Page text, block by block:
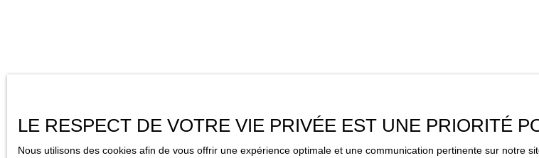
LE RESPECT DE VOTRE VIE PRIVÉE EST UNE PRIORITÉ
Nous utilisons des cookies afin de vous offrir une expérience optimale et une communication pertinente sur notre